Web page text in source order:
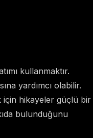
kullanmaktır.
yardımcı olabilir.
için hikayeler güçlü bir
bulunduğunu